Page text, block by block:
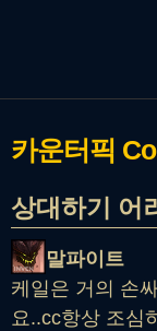
카운터픽
상대하기 어
말파이트
케일은 거의 손
요..cc항상 조심